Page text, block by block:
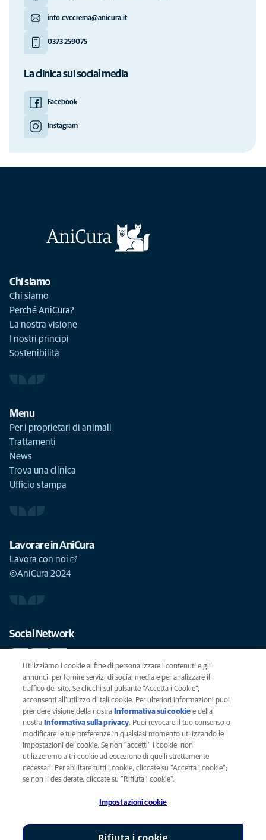
info.cvccrema@anicura.it
0373 259075
La clinica sui social media
Facebook
Instagram
Chi siamo
Chi siamo
Perché AniCura?
La nostra visione
I nostri principi
Sostenibilità
Menu
Per i proprietari di animali
Trattamenti
News
Trova una clinica
Ufficio stampa
Lavorare in AniCura
Lavora con noi
©AniCura 2024
Social Network
Le migliori cure per il vostro animale domestico
SCRIVICI
info@anicura.it
Privacy
Legal
AniCura è un'affiliata di Mars, Inc © 2026
Utilizziamo i cookie al fine di personalizzare i contenuti e gli
annunci, per fornire servizi di social media e per analizzare il
traffico del sito. Se clicchi sul pulsante "Accetta i Cookie",
acconsenti all'utilizzo di tali cookie. Per ulteriori informazioni puoi
prendere visione della nostra Informativa sui cookie (opens in a new
tab)
e della
nostra Informativa sulla privacy(opens in a new tab)
. Puoi revocare il tuo consenso o
modificare le tue preferenze in qualsiasi momento utilizzando le
impostazioni dei cookie. Se non "accetti" i cookie, non
utilizzeremo altri cookie ad eccezione di quelli strettamente
necessari. Per abilitare tutti i cookie, cliccate su "Accetta i cookie";
se non li desiderate, cliccate su "Rifiuta i cookie".
Impostazioni cookie
Rifiuta i cookie